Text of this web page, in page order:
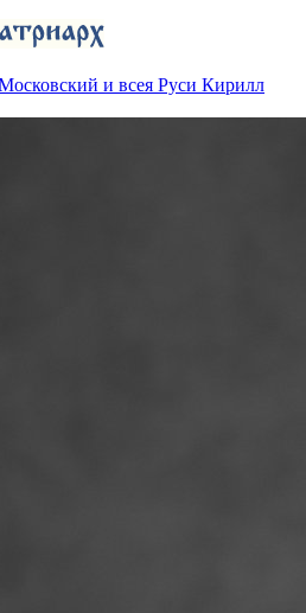
и всея Руси Кирилл